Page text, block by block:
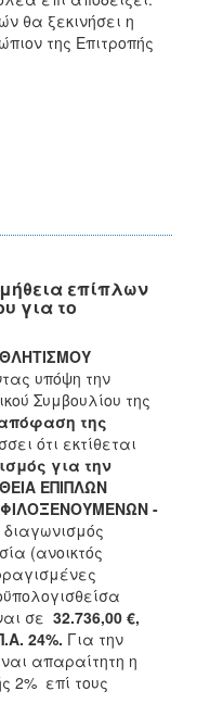
θα ξεκινήσει η
της Επιτροπής
επίπλων
για το
υπόψη την
Συμβουλίου της
απόφαση της
ότι εκτίθεται
για την
ΕΠΙΠΛΩΝ
-
(ανοικτός
σε 32.736,00 €,
24%. Για την
απαραίτητη η
2% επί τους